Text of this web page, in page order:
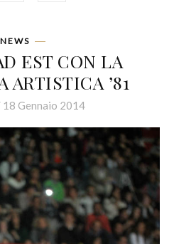
NEWS
EST CON LA
ARTISTICA ’81
18 Gennaio 2014